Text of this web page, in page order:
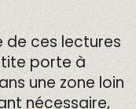
ces lectures
porte à
une zone loin
nécessaire,